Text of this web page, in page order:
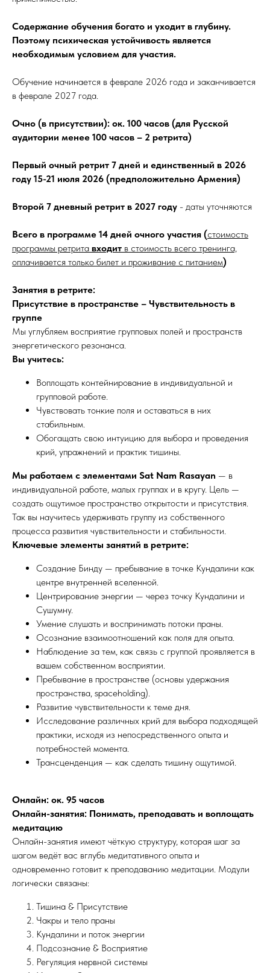
Содержание обучения богато и уходит в глубину.
Поэтому психическая устойчивость является
необходимым условием для участия.
Обучение начинается в феврале 2026 года и заканчивается
в феврале 2027 года.
Очно (в присутствии): ок. 100 часов (для Русской
аудитории менее 100 часов – 2 ретрита)
Первый очный ретрит 7 дней и единственный в 2026
году 15-21 июля 2026 (предположительно Армения)
Второй 7 дневный ретрит в 2027 году - даты уточняются
Всего в программе 14 дней очного участия (стоимость
программы ретрита входит в стоимость всего тренинга,
оплачивается только билет и проживание с питанием)
Занятия в ретрите:
Присутствие в пространстве – Чувствительность в
группе
Мы углубляем восприятие групповых полей и пространств
энергетического резонанса.
Вы учитесь:
Воплощать контейнирование в индивидуальной и
групповой работе.
Чувствовать тонкие поля и оставаться в них
стабильным.
Обогащать свою интуицию для выбора и проведения
крий, упражнений и практик тишины.
Мы работаем с элементами Sat Nam Rasayan — в
индивидуальной работе, малых группах и в кругу. Цель —
создать ощутимое пространство открытости и присутствия.
Так вы научитесь удерживать группу из собственного
процесса развития чувствительности и стабильности.
Ключевые элементы занятий в ретрите:
Создание Бинду — пребывание в точке Кундалини как
центре внутренней вселенной.
Центрирование энергии — через точку Кундалини и
Сушумну.
Умение слушать и воспринимать потоки праны.
Осознание взаимоотношений как поля для опыта.
Наблюдение за тем, как связь с группой проявляется в
вашем собственном восприятии.
Пребывание в пространстве (основы удержания
пространства, spaceholding).
Развитие чувствительности к теме дня.
Исследование различных крий для выбора подходящей
практики, исходя из непосредственного опыта и
потребностей момента.
Трансценденция — как сделать тишину ощутимой.
Онлайн: ок. 95 часов
Онлайн-занятия: Понимать, преподавать и воплощать
медитацию
Онлайн-занятия имеют чёткую структуру, которая шаг за
шагом ведёт вас вглубь медитативного опыта и
одновременно готовит к преподаванию медитации. Модули
логически связаны:
Тишина & Присутствие
Чакры и тело праны
Кундалини и поток энергии
Подсознание & Восприятие
Регуляция нервной системы